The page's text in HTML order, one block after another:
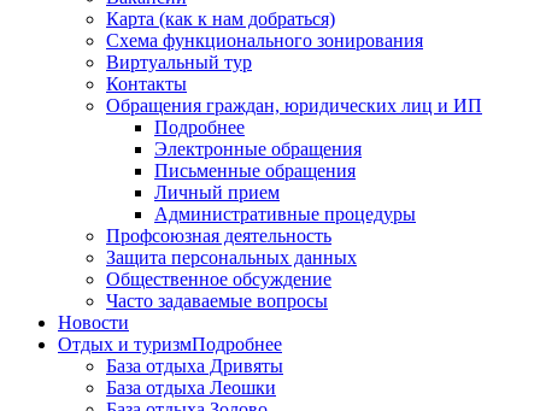
Карта (как к нам добраться)
Схема функционального зонирования
Виртуальный тур
Контакты
Обращения граждан, юридических лиц и ИП
Подробнее
Электронные обращения
Письменные обращения
Личный прием
Административные процедуры
Профсоюзная деятельность
Защита персональных данных
Общественное обсуждение
Часто задаваемые вопросы
Новости
Отдых и туризмПодробнее
База отдыха Дривяты
База отдыха Леошки